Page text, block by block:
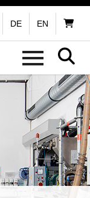
DE EN